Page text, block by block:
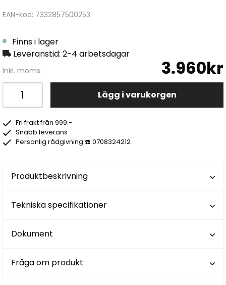
EAN-kod: 7332857500253
Finns i lager
Leveranstid: 2-4 arbetsdagar
Inkl. moms: 3.960kr
Lägg i varukorgen
Fri frakt från 999:-
Snabb leverans
Personlig rådgivning ☎️ 0708324212
Produktbeskrivning
Tekniska specifikationer
Dokument
Fråga om produkt